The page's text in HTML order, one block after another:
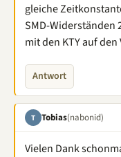
gleiche
SMD-Widerständen
mit den KTY auf
Antwort
T Tobias(nabonid)
Vielen Dank